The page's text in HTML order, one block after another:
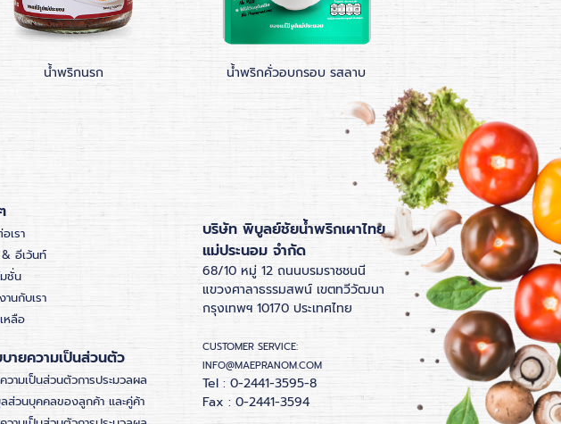
น้ำพริกนรก น้ำพริกคั่วอบกรอบ รสลาบ น้ำพริกคั่วอบกรอบ
เรา
อีเว้นท์
มชั่น
านกับเรา
หลือ
ายความเป็นส่วนตัว
วามเป็นส่วนตัวการประมวลผล
ส่วนบุคคลของลูกค้า และคู่ค้า
บริษัท พิบูลย์ชัยน้ำพริกเผาไทย
แม่ประนอม จำกัด
68/10 หมู่ 12 ถนนบรมราชชนนี
แขวงศาลาธรรมสพน์ เขตทวีวัฒนา
กรุงเทพฯ 10170 ประเทศไทย
CUSTOMER SERVICE:
INFO@MAEPRANOM.COM
Tel : 0-2441-3595-8
Fax : 0-2441-3594